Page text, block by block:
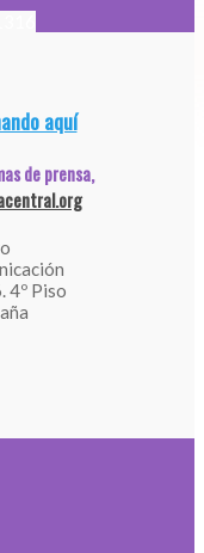
aquí
de prensa,
4º Piso